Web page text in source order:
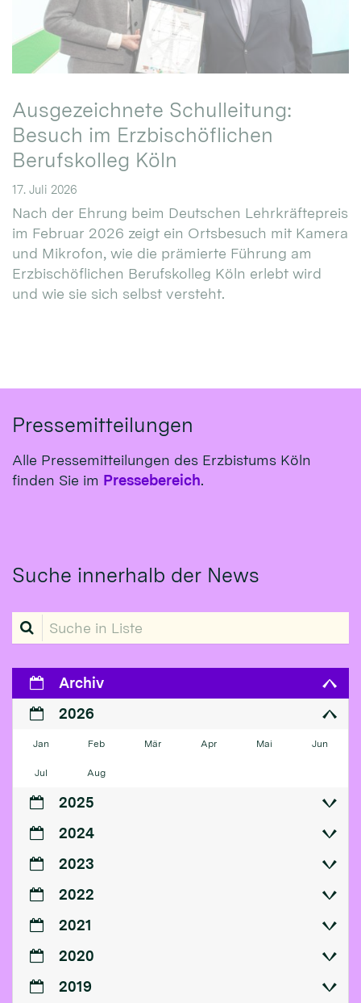
Ausgezeichnete Schulleitung:
Besuch im Erzbischöflichen
Berufskolleg Köln
17. Juli 2026
Nach der Ehrung beim Deutschen Lehrkräftepreis
im Februar 2026 zeigt ein Ortsbesuch mit Kamera
und Mikrofon, wie die prämierte Führung am
Erzbischöflichen Berufskolleg Köln erlebt wird
und wie sie sich selbst versteht.
Pressemitteilungen
Alle Pressemitteilungen des Erzbistums Köln
finden Sie im Pressebereich.
Suche innerhalb der News
Suche in Liste
Archiv
2026
Jan Feb Mär Apr Mai Jun
Jul Aug
2025
2024
2023
2022
2021
2020
2019